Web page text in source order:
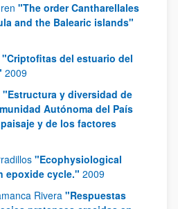
"The order Cantharellales
and the Balearic islands"
"Criptofitas del estuario del
2009
"Estructura y diversidad de
Autónoma del País
y de los factores
"Ecophysiological
epoxide cycle." 2009
Rivera "Respuestas